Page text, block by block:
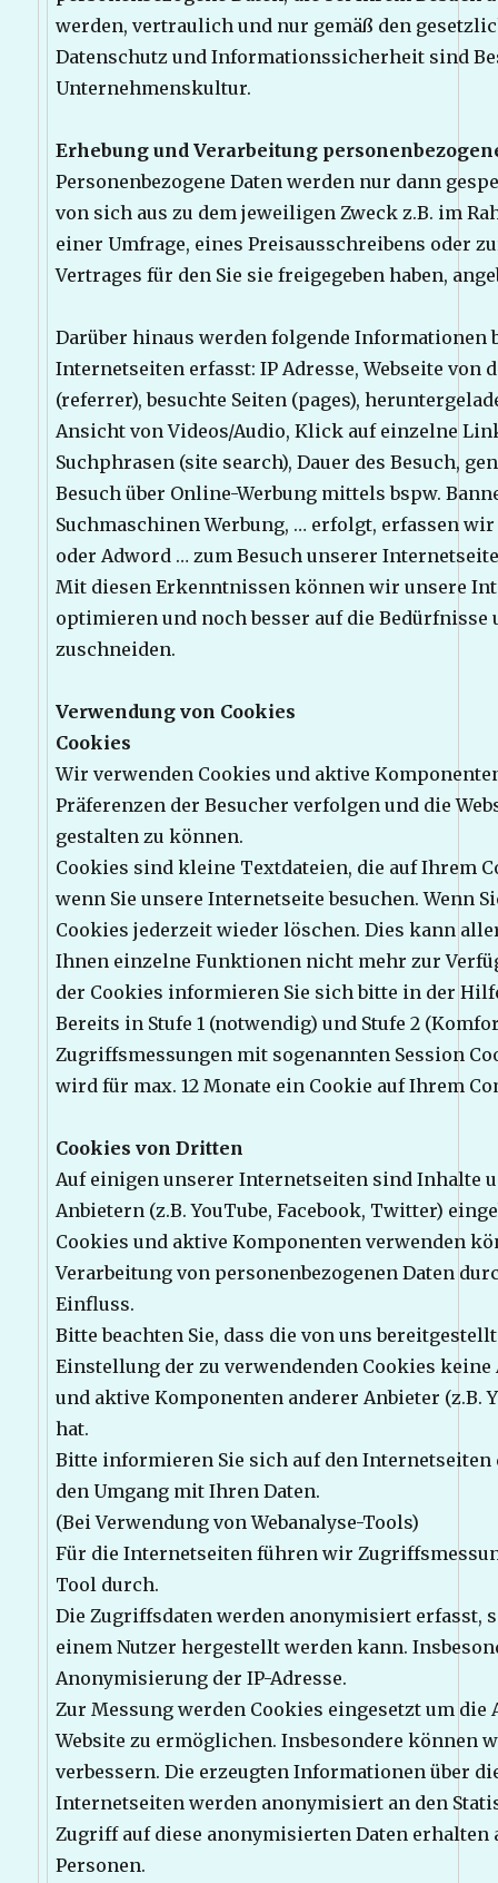
werden, vertraulich und nur gemäß den
Datenschutz und Informationssicherheit sind
Unternehmenskultur.
Erhebung und Verarbeitung
Personenbezogene Daten werden nur dann
von sich aus zu dem jeweiligen Zweck z.B. im
einer Umfrage, eines Preisausschreibens oder
Vertrages für den Sie sie freigegeben haben,
Darüber hinaus werden folgende Informationen
Internetseiten erfasst: IP Adresse, Webseite von
(referrer), besuchte Seiten (pages),
Ansicht von Videos/Audio, Klick auf einzelne
Suchphrasen (site search), Dauer des Besuch,
Besuch über Online-Werbung mittels bspw.
Suchmaschinen Werbung, … erfolgt, erfassen
oder Adword … zum Besuch unserer
Mit diesen Erkenntnissen können wir unsere
optimieren und noch besser auf die Bedürfnisse
zuschneiden.
Verwendung von Cookies
Cookies
Wir verwenden Cookies und aktive
Präferenzen der Besucher verfolgen und die
gestalten zu können.
Cookies sind kleine Textdateien, die auf Ihrem
wenn Sie unsere Internetseite besuchen. Wenn
Cookies jederzeit wieder löschen. Dies kann
Ihnen einzelne Funktionen nicht mehr zur
der Cookies informieren Sie sich bitte in der
Bereits in Stufe 1 (notwendig) und Stufe 2
Zugriffsmessungen mit sogenannten Session
wird für max. 12 Monate ein Cookie auf Ihrem
Cookies von Dritten
Auf einigen unserer Internetseiten sind Inhalte
Anbietern (z.B. YouTube, Facebook, Twitter)
Cookies und aktive Komponenten verwenden
Verarbeitung von personenbezogenen Daten
Einfluss.
Bitte beachten Sie, dass die von uns
Einstellung der zu verwendenden Cookies
und aktive Komponenten anderer Anbieter (z.B.
hat.
Bitte informieren Sie sich auf den
den Umgang mit Ihren Daten.
(Bei Verwendung von Webanalyse-Tools)
Für die Internetseiten führen wir
Tool durch.
Die Zugriffsdaten werden anonymisiert erfasst,
einem Nutzer hergestellt werden kann.
Anonymisierung der IP-Adresse.
Zur Messung werden Cookies eingesetzt um die
Website zu ermöglichen. Insbesondere können
verbessern. Die erzeugten Informationen über
Internetseiten werden anonymisiert an den
Zugriff auf diese anonymisierten Daten
Personen.